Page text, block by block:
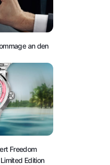
an den
Freedom
Edition